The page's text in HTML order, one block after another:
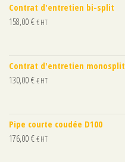
Contrat d'entretien bi-split
158,00 €€ HT
Contrat d'entretien monosplit
130,00 €€ HT
Pipe courte coudée D100
176,00 €€ HT